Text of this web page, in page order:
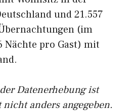
und 21.557
(im
pro Gast) mit
Datenerhebung ist
nicht anders angegeben.